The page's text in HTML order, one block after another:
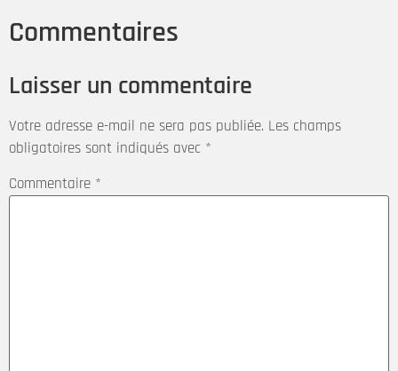
Commentaires
Laisser un commentaire
Votre adresse e-mail ne sera pas publiée. Les champs
obligatoires sont indiqués avec *
Commentaire *